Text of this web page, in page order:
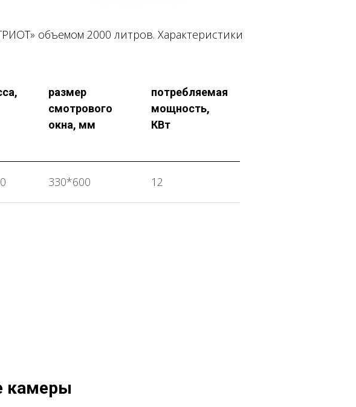
объемом 2000 литров. Характеристики
размер
смотрового
окна, мм
потребляемая
мощность,
КВт
330*600 12
камеры